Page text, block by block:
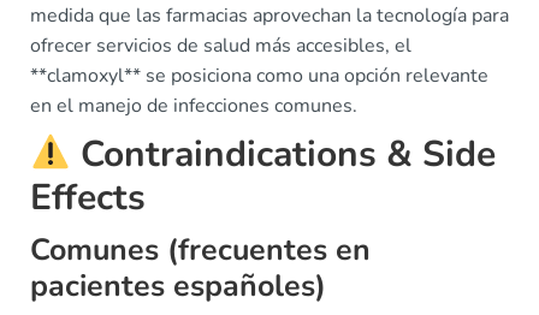
medida que las farmacias aprovechan la tecnología para
ofrecer servicios de salud más accesibles, el
**clamoxyl** se posiciona como una opción relevante
en el manejo de infecciones comunes.
Contraindications & Side
Effects
Comunes (frecuentes en
pacientes españoles)